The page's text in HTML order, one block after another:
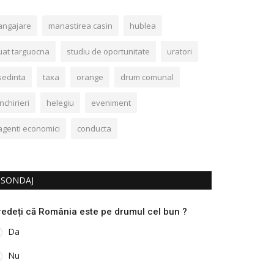
manastirea casin hublea
targuocna studiu de oportunitate uratori
taxa orange drum comunal
helegiu eveniment
economici conducta
SONDAJ
că România este pe drumul cel bun ?
Da
Nu